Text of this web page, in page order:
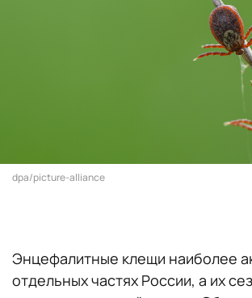
dpa/picture-alliance
Энцефалитные клещи наиболее
отдельных частях России, а их